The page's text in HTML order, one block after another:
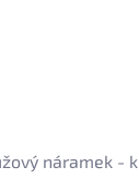
náramek -